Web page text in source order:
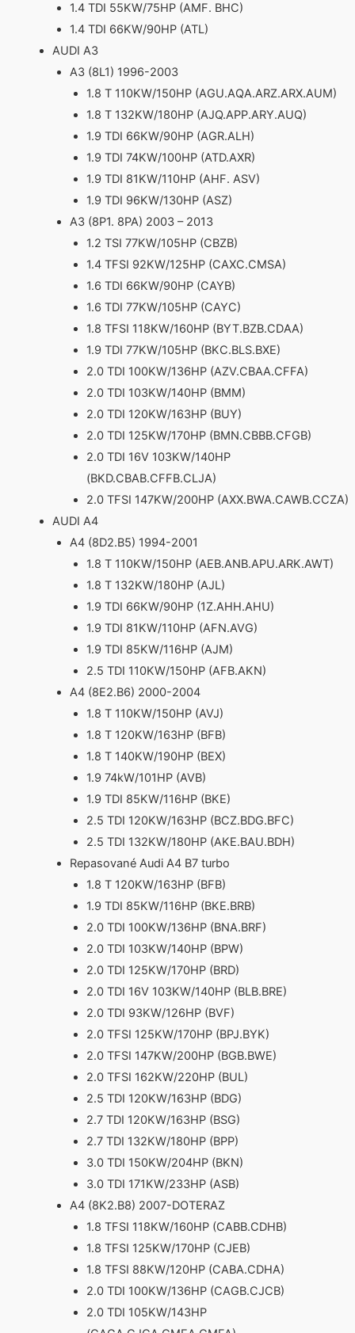
1.4 TDI 55KW/75HP (AMF. BHC)
1.4 TDI 66KW/90HP (ATL)
AUDI A3
A3 (8L1) 1996-2003
1.8 T 110KW/150HP (AGU.AQA.ARZ.ARX.AUM)
1.8 T 132KW/180HP (AJQ.APP.ARY.AUQ)
1.9 TDI 66KW/90HP (AGR.ALH)
1.9 TDI 74KW/100HP (ATD.AXR)
1.9 TDI 81KW/110HP (AHF. ASV)
1.9 TDI 96KW/130HP (ASZ)
A3 (8P1. 8PA) 2003 – 2013
1.2 TSI 77KW/105HP (CBZB)
1.4 TFSI 92KW/125HP (CAXC.CMSA)
1.6 TDI 66KW/90HP (CAYB)
1.6 TDI 77KW/105HP (CAYC)
1.8 TFSI 118KW/160HP (BYT.BZB.CDAA)
1.9 TDI 77KW/105HP (BKC.BLS.BXE)
2.0 TDI 100KW/136HP (AZV.CBAA.CFFA)
2.0 TDI 103KW/140HP (BMM)
2.0 TDI 120KW/163HP (BUY)
2.0 TDI 125KW/170HP (BMN.CBBB.CFGB)
2.0 TDI 16V 103KW/140HP
(BKD.CBAB.CFFB.CLJA)
2.0 TFSI 147KW/200HP (AXX.BWA.CAWB.CCZA)
AUDI A4
A4 (8D2.B5) 1994-2001
1.8 T 110KW/150HP (AEB.ANB.APU.ARK.AWT)
1.8 T 132KW/180HP (AJL)
1.9 TDI 66KW/90HP (1Z.AHH.AHU)
1.9 TDI 81KW/110HP (AFN.AVG)
1.9 TDI 85KW/116HP (AJM)
2.5 TDI 110KW/150HP (AFB.AKN)
A4 (8E2.B6) 2000-2004
1.8 T 110KW/150HP (AVJ)
1.8 T 120KW/163HP (BFB)
1.8 T 140KW/190HP (BEX)
1.9 74kW/101HP (AVB)
1.9 TDI 85KW/116HP (BKE)
2.5 TDI 120KW/163HP (BCZ.BDG.BFC)
2.5 TDI 132KW/180HP (AKE.BAU.BDH)
Repasované Audi A4 B7 turbo
1.8 T 120KW/163HP (BFB)
1.9 TDI 85KW/116HP (BKE.BRB)
2.0 TDI 100KW/136HP (BNA.BRF)
2.0 TDI 103KW/140HP (BPW)
2.0 TDI 125KW/170HP (BRD)
2.0 TDI 16V 103KW/140HP (BLB.BRE)
2.0 TDI 93KW/126HP (BVF)
2.0 TFSI 125KW/170HP (BPJ.BYK)
2.0 TFSI 147KW/200HP (BGB.BWE)
2.0 TFSI 162KW/220HP (BUL)
2.5 TDI 120KW/163HP (BDG)
2.7 TDI 120KW/163HP (BSG)
2.7 TDI 132KW/180HP (BPP)
3.0 TDI 150KW/204HP (BKN)
3.0 TDI 171KW/233HP (ASB)
A4 (8K2.B8) 2007-DOTERAZ
1.8 TFSI 118KW/160HP (CABB.CDHB)
1.8 TFSI 125KW/170HP (CJEB)
1.8 TFSI 88KW/120HP (CABA.CDHA)
2.0 TDI 100KW/136HP (CAGB.CJCB)
2.0 TDI 105KW/143HP